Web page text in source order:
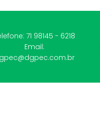
71 98145 - 6218
Email: